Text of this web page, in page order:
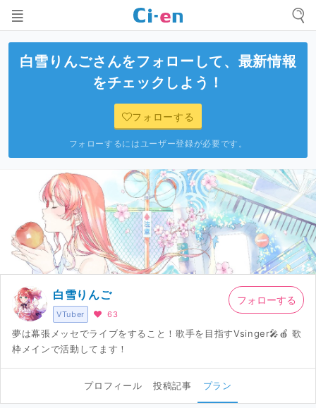
白雪りんごさんをフォローして、最新情報
をチェックしよう！
フォローする
フォローするにはユーザー登録が必要です。
VTuber
白雪りんご
63
夢は幕張メッセでライブをすること！歌手を目指すVsinger🎤🍎 歌
枠メインで活動してます！
フォローする
プロフィール 投稿記事 プラン